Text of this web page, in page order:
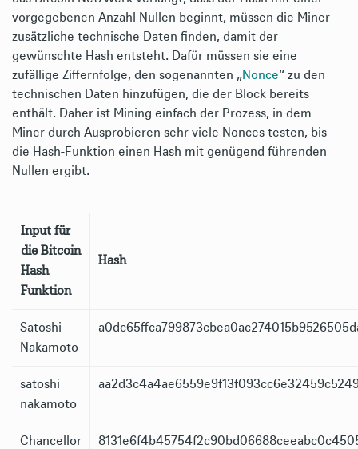
vorgegebenen Anzahl Nullen beginnt, müssen die Miner
zusätzliche technische Daten finden, damit der
gewünschte Hash entsteht. Dafür müssen sie eine
zufällige Ziffernfolge, den sogenannten „Nonce“ zu den
technischen Daten hinzufügen, die der Block bereits
enthält. Daher ist Mining einfach der Prozess, in dem
Miner durch Ausprobieren sehr viele Nonces testen, bis
die Hash-Funktion einen Hash mit genügend führenden
Nullen ergibt.
Input für
die Bitcoin
Hash
Funktion
Hash
Satoshi
Nakamoto
satoshi
nakamoto
Chancellor